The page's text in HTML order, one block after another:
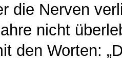
die Nerven
nicht
den Worten: